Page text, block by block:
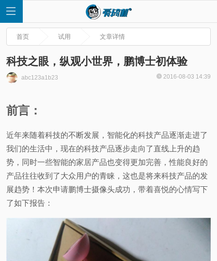
页
快
讯
评
测
首页 试用 文章详情
科技之眼，纵观小世界，鹏博士初体验
abc123a1b23 2016-08-03 14:39
前言：
近年来随着科技的不断发展，智能化的科技产品逐渐走进了
我们的生活中，现在的科技产品逐步走向了直线上升的趋
势，同时一些智能的家居产品也变得更加完善，性能良好的
产品往往收到了大众用户的青睐，这也是将来科技产品的发
展趋势！本次申请鹏博士摄像头成功，带着喜悦的心情写下
了如下报告：